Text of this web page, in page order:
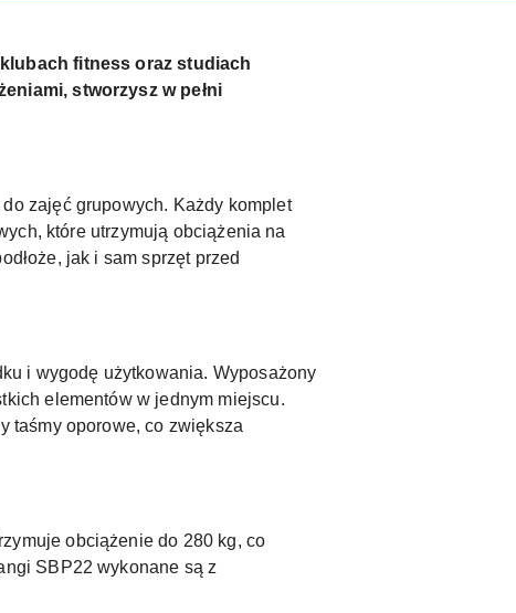
fitness oraz studiach
stworzysz w pełni
zajęć grupowych. Każdy komplet
które utrzymują obciążenia na
jak i sam sprzęt przed
i wygodę użytkowania. Wyposażony
elementów w jednym miejscu.
taśmy oporowe, co zwiększa
obciążenie do 280 kg, co
SBP22 wykonane są z